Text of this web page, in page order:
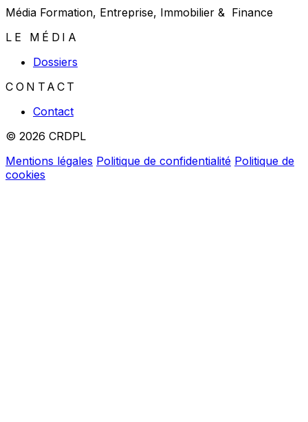
Média Formation, Entreprise, Immobilier & Finance
LE MÉDIA
Dossiers
CONTACT
Contact
© 2026 CRDPL
Mentions légales Politique de confidentialité Politique de
cookies